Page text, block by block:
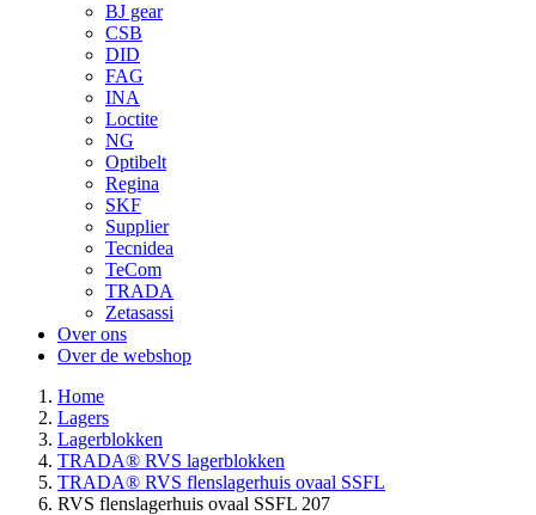
BJ gear
CSB
DID
FAG
INA
Loctite
NG
Optibelt
Regina
SKF
Supplier
Tecnidea
TeCom
TRADA
Zetasassi
Over ons
Over de webshop
Home
Lagers
Lagerblokken
TRADA® RVS lagerblokken
TRADA® RVS flenslagerhuis ovaal SSFL
RVS flenslagerhuis ovaal SSFL 207